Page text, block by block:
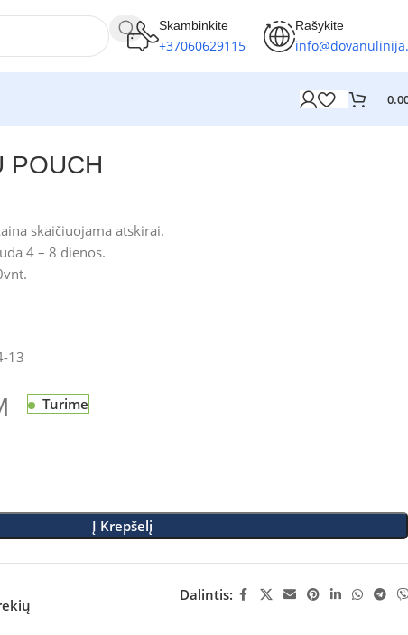
Skambinkite
+37060629115
Rašykite
POUCH
skaičiuojama atskirai.
4 – 8 dienos.
13
Turime
Į Krepšelį
Dalintis: